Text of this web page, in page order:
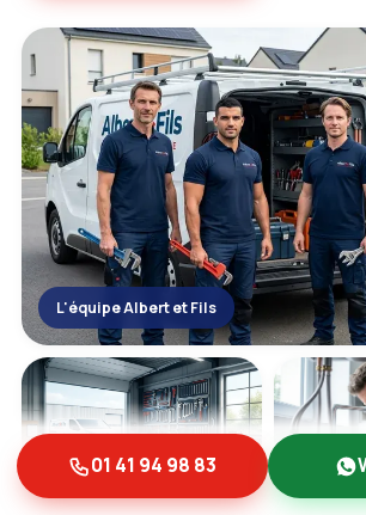
L'équipe Albert et Fils
01 41 94 98 83